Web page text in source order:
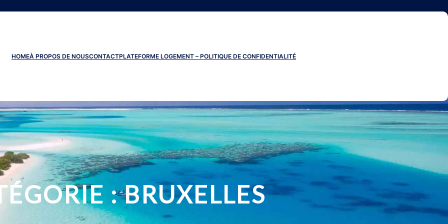
HOMEÀ PROPOS DE NOUSCONTACTPLATEFORME LOGEMENT – POLITIQUE DE CONFIDENTIALITÉ
:BRUXELLES